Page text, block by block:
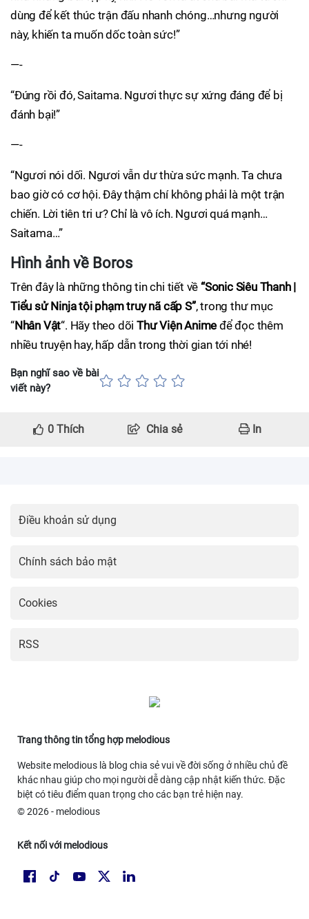
dùng để kết thúc trận đấu nhanh chóng…nhưng người
này, khiến ta muốn dốc toàn sức!”
—-
“Đúng rồi đó, Saitama. Ngươi thực sự xứng đáng để bị
đánh bại!”
—-
“Ngươi nói dối. Ngươi vẫn dư thừa sức mạnh. Ta chưa
bao giờ có cơ hội. Đây thậm chí không phải là một trận
chiến. Lời tiên tri ư? Chỉ là vô ích. Ngươi quá mạnh…
Saitama…”
Hình ảnh về Boros
Trên đây là những thông tin chi tiết về “Sonic Siêu Thanh |
Tiểu sử Ninja tội phạm truy nã cấp S”, trong thư mục
“Nhân Vật“. Hãy theo dõiThư Viện Anime để đọc thêm
nhiều truyện hay, hấp dẫn trong thời gian tới nhé!
Bạn nghĩ sao về bài
viết này?
0 Thích Chia sẻ In
Điều khoản sử dụng
Chính sách bảo mật
Cookies
RSS
Trang thông tin tổng hợp melodious
Website melodious là blog chia sẻ vui về đời sống ở nhiều chủ đề
khác nhau giúp cho mọi người dễ dàng cập nhật kiến thức. Đặc
biệt có tiêu điểm quan trọng cho các bạn trẻ hiện nay.
© 2026 - melodious
Kết nối với melodious